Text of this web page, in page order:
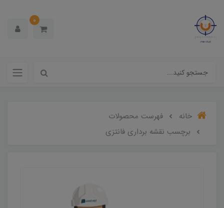
0
خانه
فهرست محصولات
برچسب نقشه برداری فانتزی